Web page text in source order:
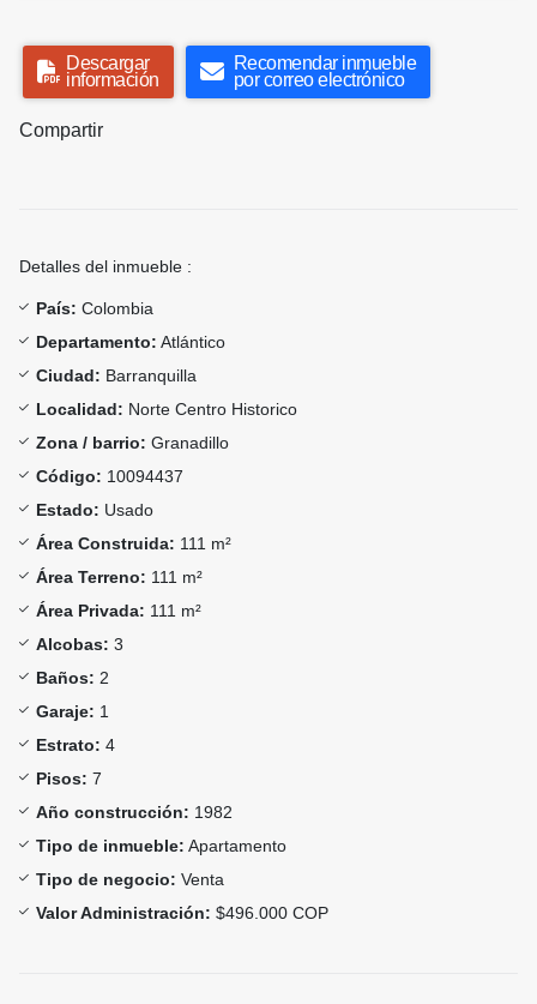
Descargar
información
Recomendar inmueble
por correo electrónico
Compartir
Detalles del inmueble :
País: Colombia
Departamento: Atlántico
Ciudad: Barranquilla
Localidad: Norte Centro Historico
Zona / barrio: Granadillo
Código: 10094437
Estado: Usado
Área Construida: 111 m²
Área Terreno: 111 m²
Área Privada: 111 m²
Alcobas: 3
Baños: 2
Garaje: 1
Estrato: 4
Pisos: 7
Año construcción: 1982
Tipo de inmueble: Apartamento
Tipo de negocio: Venta
Valor Administración: $496.000 COP